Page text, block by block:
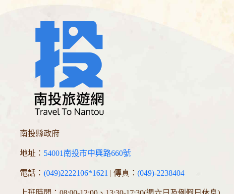
南投縣政府
地址： 54001南投市中興路660號
電話： (049)2222106*1621 | 傳真： (049)-2238404